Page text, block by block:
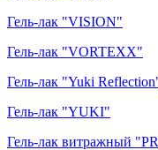
Гель-лак "VISION"
Гель-лак "VORTEXX"
Гель-лак "Yuki
Гель-лак "YUKI"
Гель-лак витражный